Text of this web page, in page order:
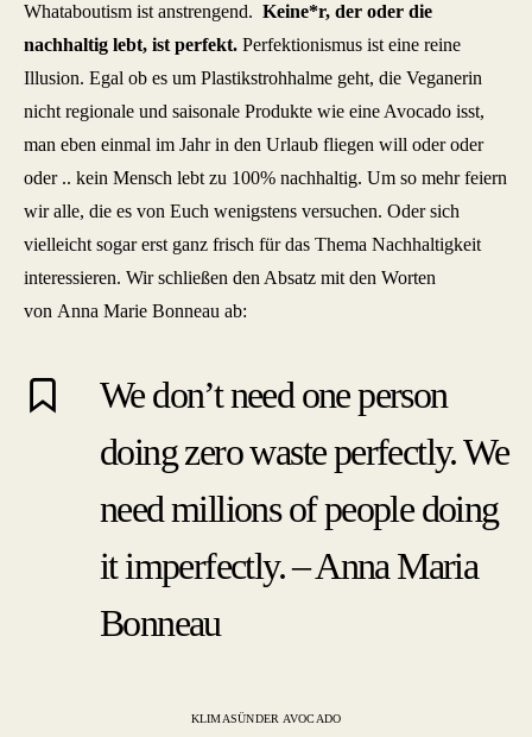
Whataboutism ist anstrengend. Keine*r, der oder die
nachhaltig lebt, ist perfekt. Perfektionismus ist eine reine
Illusion. Egal ob es um Plastikstrohhalme geht, die Veganerin
nicht regionale und saisonale Produkte wie eine Avocado isst,
man eben einmal im Jahr in den Urlaub fliegen will oder oder
oder .. kein Mensch lebt zu 100% nachhaltig. Um so mehr feiern
wir alle, die es von Euch wenigstens versuchen. Oder sich
vielleicht sogar erst ganz frisch für das Thema Nachhaltigkeit
interessieren. Wir schließen den Absatz mit den Worten
von Anna Marie Bonneau ab:
We don’t need one person
doing zero waste perfectly. We
need millions of people doing
it imperfectly. – Anna Maria
Bonneau
KLIMASÜNDER AVOCADO